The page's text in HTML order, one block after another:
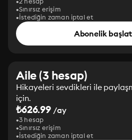
Sınırsız erişim
İstediğin zaman iptal et
Abonelik başlat
Aile (3 hesap)
Hikayeleri sevdikleri ile
için.
₺626.99 /ay
3 hesap
Sınırsız erişim
İstediğin zaman iptal et